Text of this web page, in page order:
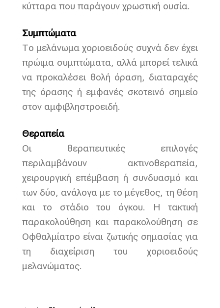
κύτταρα που παράγουν χρωστική ουσία.
Συμπτώματα
Το μελάνωμα χοριοειδούς συχνά δεν έχει
πρώιμα συμπτώματα, αλλά μπορεί τελικά
να προκαλέσει θολή όραση, διαταραχές
της όρασης ή εμφανές σκοτεινό σημείο
στον αμφιβληστροειδή.
Θεραπεία
Οι θεραπευτικές επιλογές
περιλαμβάνουν ακτινοθεραπεία,
χειρουργική επέμβαση ή συνδυασμό και
των δύο, ανάλογα με το μέγεθος, τη θέση
και το στάδιο του όγκου. Η τακτική
παρακολούθηση και παρακολούθηση σε
Οφθαλμίατρο είναι ζωτικής σημασίας για
τη διαχείριση του χοριοειδούς
μελανώματος.